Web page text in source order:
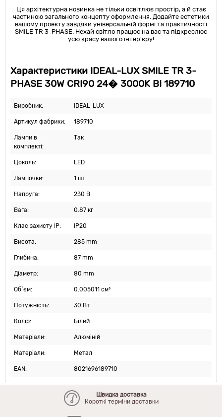
Ця архітектурна новинка не тільки освітлює простір, а й стає
частиною загального концепту оформлення. Додайте естетики
вашому проекту завдяки універсальній формі та практичності
SMILE TR 3-PHASE. Нехай світло працює на вас та підкреслює
усю красу вашого інтер'єру!
Характеристики IDEAL-LUX SMILE TR 3-
PHASE 30W CRI90 24� 3000K BI 189710
Виробник: IDEAL-LUX
Артикул фабрики: 189710
Лампи в
комплекті:
Так
Цоколь: LED
Лампочки: 1 шт
Напруга: 230 В
Вага: 0.87 кг
Клас захисту IP: IP20
Висота: 285 mm
Глибина: 87 mm
Діаметр: 80 mm
Об`єм: 0.005011 см³
Потужність: 30 Вт
Колір: Білий
Матеріали: Алюміній
Матеріали: Метал
EAN: 8021696189710
Швидка доставка
Короткі терміни доставки